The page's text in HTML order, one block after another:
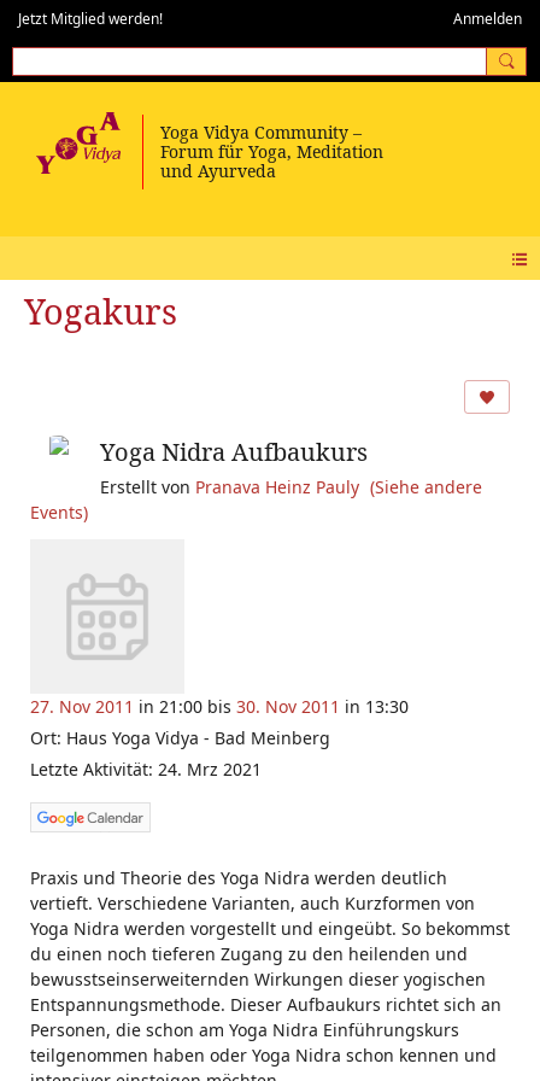
Jetzt Mitglied werden! Anmelden
Yogakurs
Yoga Nidra Aufbaukurs
Erstellt von Pranava Heinz Pauly (Siehe andere
Events)
27. Nov 2011 in 21:00 bis 30. Nov 2011 in 13:30
Ort: Haus Yoga Vidya - Bad Meinberg
Letzte Aktivität: 24. Mrz 2021
Praxis und Theorie des Yoga Nidra werden deutlich
vertieft. Verschiedene Varianten, auch Kurzformen von
Yoga Nidra werden vorgestellt und eingeübt. So bekommst
du einen noch tieferen Zugang zu den heilenden und
bewusstseinserweiternden Wirkungen dieser yogischen
Entspannungsmethode. Dieser Aufbaukurs richtet sich an
Personen, die schon am Yoga Nidra Einführungskurs
teilgenommen haben oder Yoga Nidra schon kennen und